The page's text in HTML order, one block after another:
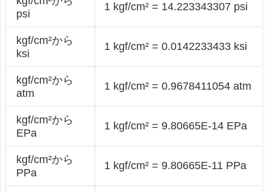
psi
1 kgf/cm² = 14.223343307 psi
kgf/cm²から
ksi
1 kgf/cm² = 0.0142233433 ksi
kgf/cm²から
atm
1 kgf/cm² = 0.9678411054 atm
kgf/cm²から
EPa
1 kgf/cm² = 9.80665E-14 EPa
kgf/cm²から
PPa
1 kgf/cm² = 9.80665E-11 PPa